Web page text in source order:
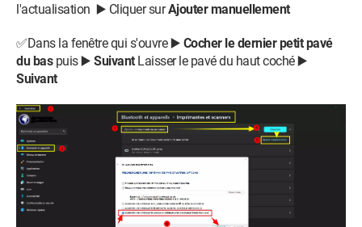
l'actualisation ▶️ Cliquer surAjouter manuellement
✅Dans la fenêtre qui s'ouvre ▶️ Cocher le dernier petit pavé
du bas puis ▶️ Suivant Laisser le pavé du haut coché ▶️
Suivant